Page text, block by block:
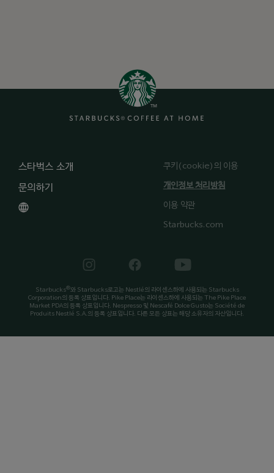
스타벅스 소개
문의하기
쿠키(cookie)의 이용
개인정보 처리방침
이용 약관
Starbucks.com
Starbucks®와 Starbucks로고는 Nestlé의 라이센스하에 사용되는 Starbucks
Corporation의 등록 상표입니다. Pike Place는 라이센스하에 사용되는 The Pike Place
Market PDA의 등록 상표입니다. Nespresso 및 Nescafé Dolce Gusto는 Société de
Produits Nestlé S.A.의 등록 상표입니다. 다른 모든 상표는 해당 소유자의 자산입니다.